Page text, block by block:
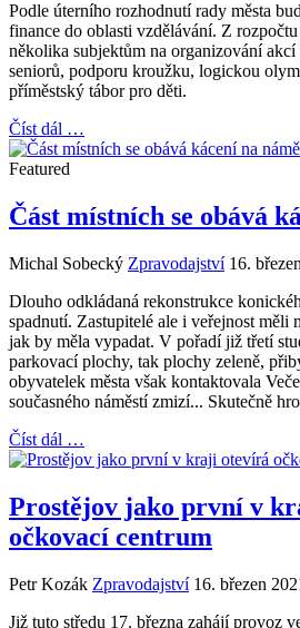
Podle úterního rozhodnutí rady města
finance do oblasti vzdělávání. Z
několika subjektům na organizování
seniorů, podporu kroužku, logickou
příměstský tábor pro děti.
Číst dál …
Featured
Část místních se obává
Michal Sobecký Zpravodajství 16.
Dlouho odkládaná rekonstrukce
spadnutí. Zastupitelé ale i veřejnost měli
jak by měla vypadat. V pořadí již třetí
parkovací plochy, tak plochy zeleně,
obyvatelek města však kontaktovala
současného náměstí zmizí... Skutečně
Číst dál …
Prostějov jako první v
očkovací centrum
Petr Kozák Zpravodajství 16. březen
Již tuto středu 17. března zahájí provoz